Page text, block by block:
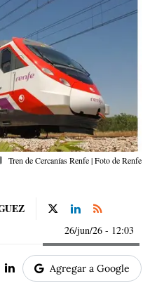
Tren de Cercanías Renfe | Foto de Renfe
26/jun/26 - 12:03
Agregar a Google